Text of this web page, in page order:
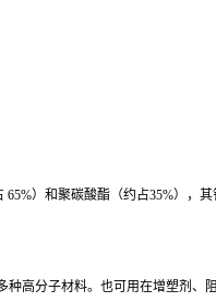
）和聚碳酸酯（约占35%），
高分子材料。也可用在增塑剂、